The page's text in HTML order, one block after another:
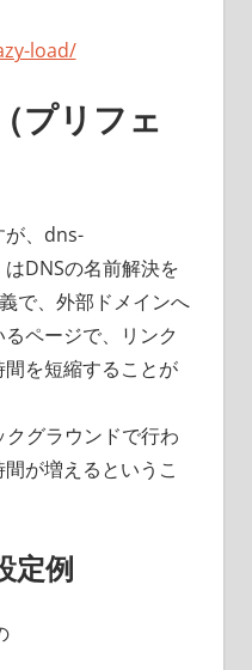
load/
プリフェ
が、dns-
DNSの名前解決を
で、外部ドメインへ
ページで、リンク
を短縮することが
グラウンドで行わ
が増えるというこ
定例